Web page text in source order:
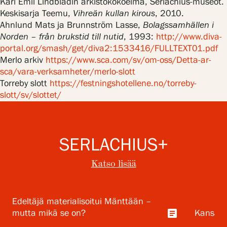
Keskisarja Teemu, Vihreän kullan kirous, 2010.
Ahnlund Mats ja Brunnström Lasse, Bolagssamhällen i
Norden – från brukstid till nutid, 1993: http://www.diva-
portal.org/smash/get/diva2:1533416/FULLTEXT01.pdf
Merlo arkiv https://www.sca.com/sv/om-oss/Detta-ar-
sca/vara-verksamheter/merlo-slott
Torreby slott https://festningshotellene.no/torreby-
slott/sv/slottet/
SERLACHIUS+
Katso lisää
Edeltäjä materialisoitui Mänttään –
mutta mikä se on?
article